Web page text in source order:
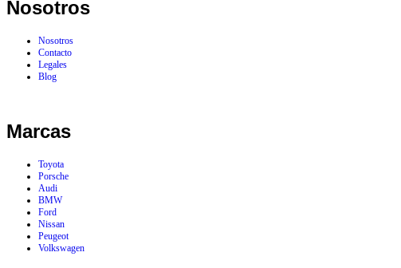
Nosotros
Nosotros
Contacto
Legales
Blog
Marcas
Toyota
Porsche
Audi
BMW
Ford
Nissan
Peugeot
Volkswagen